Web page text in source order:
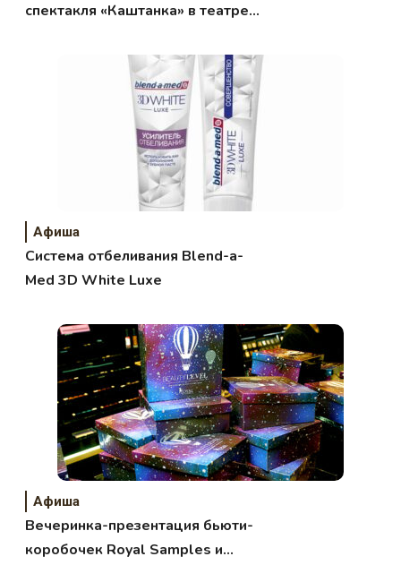
спектакля «Каштанка» в театре
Афиша
Система отбеливания Blend-a-
Med 3D White Luxe
Афиша
Вечеринка-презентация бьюти-
коробочек Royal Samples и